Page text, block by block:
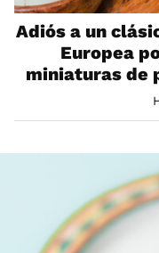
Adiós a un
Europea
miniaturas de